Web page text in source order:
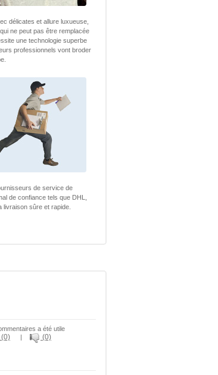
délicates et allure luxueuse,
ne peut pas être remplacée
une technologie superbe
professionnels vont broder
de service de
de confiance tels que DHL,
livraison sûre et rapide.
a été utile
(0) | (0)